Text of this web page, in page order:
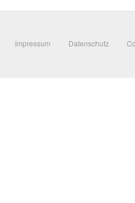
Impressum Datenschutz